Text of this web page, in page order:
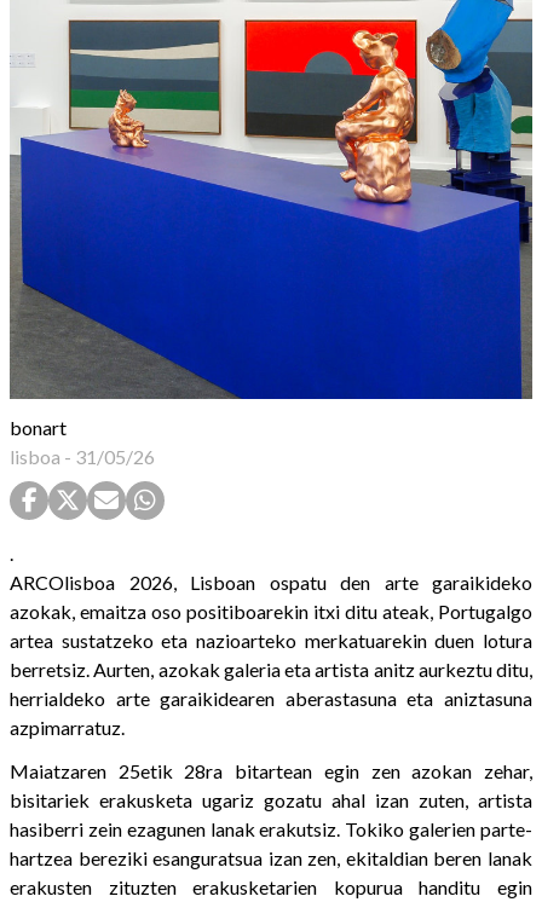
bonart
lisboa - 31/05/26
ARCOlisboa 2026, Lisboan ospatu den arte garaikideko
azokak, emaitza oso positiboarekin itxi ditu ateak, Portugalgo
artea sustatzeko eta nazioarteko merkatuarekin duen lotura
berretsiz. Aurten, azokak galeria eta artista anitz aurkeztu ditu,
herrialdeko arte garaikidearen aberastasuna eta aniztasuna
azpimarratuz.
Maiatzaren 25etik 28ra bitartean egin zen azokan zehar,
bisitariek erakusketa ugariz gozatu ahal izan zuten, artista
hasiberri zein ezagunen lanak erakutsiz. Tokiko galerien parte-
hartzea bereziki esanguratsua izan zen, ekitaldian beren lanak
erakusten zituzten erakusketarien kopurua handitu egin